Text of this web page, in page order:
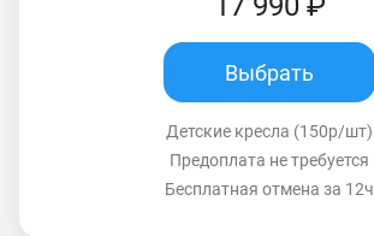
Выбрать
Детские кресла (150р/шт)
Предоплата не требуется
Бесплатная отмена за 12ч